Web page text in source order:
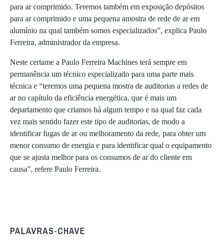
para ar comprimido. Teremos também em exposição depósitos
para ar comprimido e uma pequena amostra de rede de ar em
alumínio na qual também somos especializados”, explica Paulo
Ferreira, administrador da empresa.
Neste certame a Paulo Ferreira Machines terá sempre em
permanência um técnico especializado para uma parte mais
técnica e “teremos uma pequena mostra de auditorias a redes de
ar no capítulo da eficiência energética, que é mais um
departamento que criamos há algum tempo e na qual faz cada
vez mais sentido fazer este tipo de auditorias, de modo a
identificar fugas de ar ou melhoramento da rede, para obter um
menor consumo de energia e para identificar qual o equipamento
que se ajusta melhor para os consumos de ar do cliente em
causa”, refere Paulo Ferreira.
PALAVRAS-CHAVE